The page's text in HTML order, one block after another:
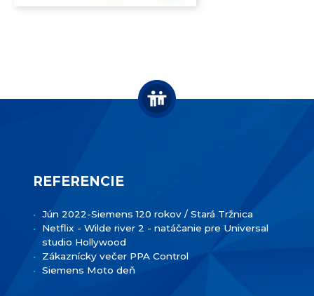
REFERENCIE
Jún 2022-Siemens 120 rokov / Stará Tržnica
Netflix - Wilde river 2 - natáčanie pre Universal
studio Hollywood
Zákaznícky večer PPA Control
Siemens Moto deň